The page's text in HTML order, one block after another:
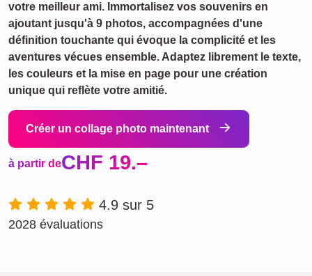
votre meilleur ami. Immortalisez vos souvenirs en
ajoutant jusqu'à 9 photos, accompagnées d'une
définition touchante qui évoque la complicité et les
aventures vécues ensemble. Adaptez librement le texte,
les couleurs et la mise en page pour une création
unique qui reflète votre amitié.
Créer un collage photo maintenant
à partir deCHF 19.–
4.9 sur 5
2028 évaluations